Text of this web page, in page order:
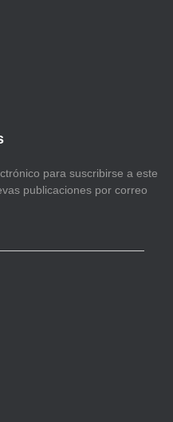
para suscribirse a este
publicaciones por correo